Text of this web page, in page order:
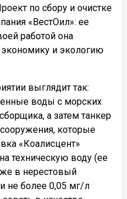
по сбору и очистке
«ВестОил»: ее
работой она
и экологию
выглядит так:
воды с морских
а затем танкер
которые
«Коалисцент»
техническую воду (ее
в нерестовый
не более 0,05 мг/л